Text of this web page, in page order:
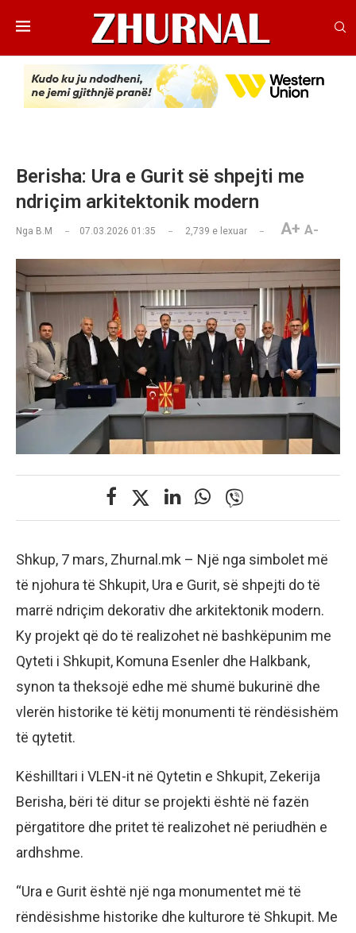
Berisha: Ura e Gurit së shpejti me
ndriçim arkitektonik modern
Nga B.M 07.03.2026 01:35 2,739 e lexuar A+ A-
Shkup, 7 mars, Zhurnal.mk – Një nga simbolet më
të njohura të Shkupit, Ura e Gurit, së shpejti do të
marrë ndriçim dekorativ dhe arkitektonik modern.
Ky projekt që do të realizohet në bashkëpunim me
Qyteti i Shkupit, Komuna Esenler dhe Halkbank,
synon ta theksojë edhe më shumë bukurinë dhe
vlerën historike të këtij monumenti të rëndësishëm
të qytetit.
Këshilltari i VLEN-it në Qytetin e Shkupit, Zekerija
Berisha, bëri të ditur se projekti është në fazën
përgatitore dhe pritet të realizohet në periudhën e
ardhshme.
“Ura e Gurit është një nga monumentet më të
rëndësishme historike dhe kulturore të Shkupit. Me